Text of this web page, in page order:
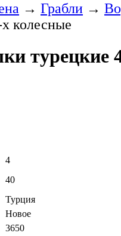
→ Грабли →
колесные
турецкие
4
40
Турция
Новое
3650